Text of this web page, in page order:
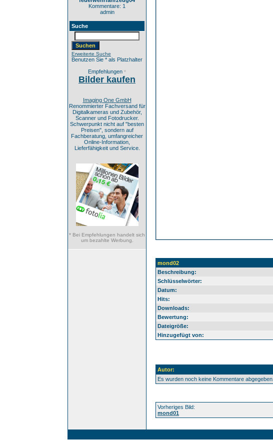
Kommentare: 1
admin
Suche
Erweiterte Suche
Benutzen Sie * als Platzhalter
Empfehlungen *
Bilder kaufen
Imaging One GmbH
Renommierter Fachversand für
Digitalkameras und Zubehör,
Scanner und Fotodrucker.
Schwerpunkt nicht auf "besten
Preisen", sondern auf
Fachberatung, umfangreicher
Online-Information,
Lieferfähigkeit und Service.
* Bei Empfehlungen handelt sich
um bezahlte Werbung.
mond02
Beschreibung:
Schlüsselwörter:
Datum:
Hits:
Downloads:
Bewertung:
Dateigröße:
Hinzugefügt von:
Autor:
Es wurden noch keine Kommentare abgegeben.
Vorheriges Bild:
mond01